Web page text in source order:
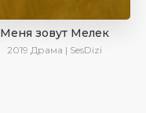
Меня зовут Мелек
2019 Драма | SesDizi